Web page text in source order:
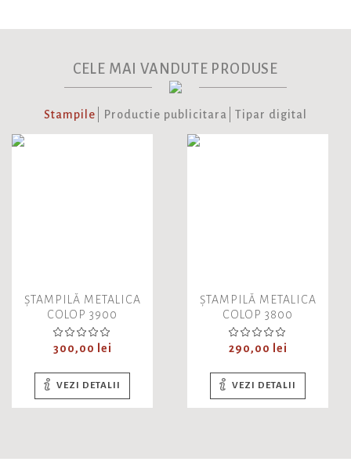
CELE MAI VANDUTE PRODUSE
Stampile Productie publicitara Tipar digital
ȘTAMPILĂ METALICA
COLOP 3900
Pret
300,00 lei
VEZI DETALII
ȘTAMPILĂ METALICA
COLOP 3800
Pret
290,00 lei
VEZI DETALII